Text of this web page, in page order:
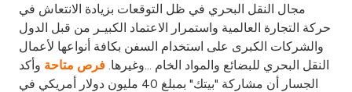
Egypt
UK
مجال النقل البحري في ظل التوقعات بزيادة الانتعاش في
حركة التجارة العالمية واستمرار الاعتماد الكبيـر من قبل الدول
والشركات الكبرى على استخدام السفن بكافة أنواعها لأعمال
النقل البحري للبضائع والمواد الخام ...وغيرها. فرص متاحة وأكد
الجسار أن مشاركة "بيتك" بمبلغ 40 مليون دولار أمريكي في